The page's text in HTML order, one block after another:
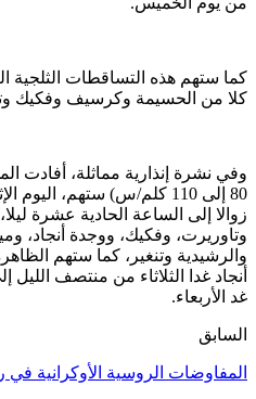
كلا من الحسيمة وكرسيف وفكيك
وفي نشرة إنذارية مماثلة، أفادت
80 إلى 110 كلم/س) ستهم،
زوالا إلى الساعة الحادية عشرة
وتاوريرت، وفكيك، ووجدة أنجاد،
والرشيدية وتنغير، كما ستهم
أنجاد غدا الثلاثاء من منتصف
غد الأربعاء.
السابق
المفاوضات الروسية الأوكرانية في